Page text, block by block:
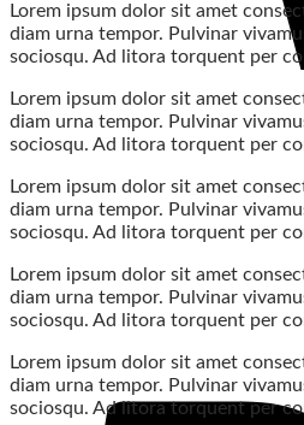
Lorem ipsum dolor sit amet
diam urna tempor. Pulvinar
sociosqu. Ad litora torquent per
Lorem ipsum dolor sit amet
diam urna tempor. Pulvinar
sociosqu. Ad litora torquent per
Lorem ipsum dolor sit amet
diam urna tempor. Pulvinar
sociosqu. Ad litora torquent per
Lorem ipsum dolor sit amet
diam urna tempor. Pulvinar
sociosqu. Ad litora torquent per
Lorem ipsum dolor sit amet
diam urna tempor. Pulvinar
sociosqu. Ad litora torquent per